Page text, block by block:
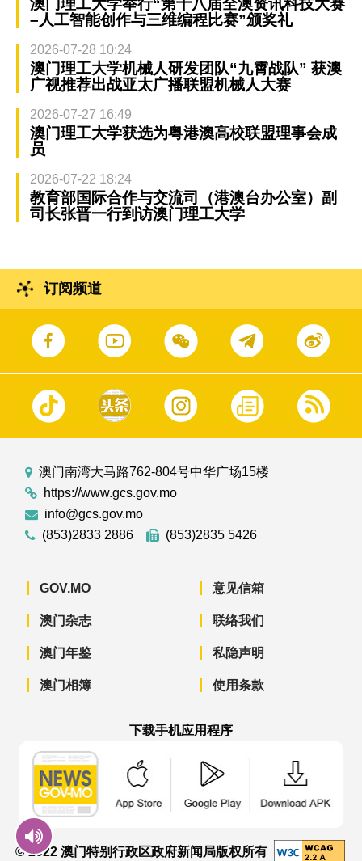
澳门理工大学举行“第十八届全澳资讯科技大赛
–人工智能创作与三维编程比赛”颁奖礼
2026-07-28 10:24
澳门理工大学机械人研发团队“九霄战队” 获澳
广视推荐出战亚太广播联盟机械人大赛
2026-07-27 16:49
澳门理工大学获选为粤港澳高校联盟理事会成
员
2026-07-22 18:24
教育部国际合作与交流司（港澳台办公室）副
司长张晋一行到访澳门理工大学
订阅频道
澳门南湾大马路762-804号中华广场15楼
https://www.gcs.gov.mo
info@gcs.gov.mo
(853)2833 2886
(853)2835 5426
GOV.MO
澳门杂志
澳门年鉴
澳门相簿
意见信箱
联络我们
私隐声明
使用条款
下载手机应用程序
© 2022 澳门特别行政区政府新闻局版权所有